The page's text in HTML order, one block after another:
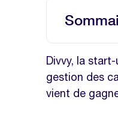
Divvy, la
gestion des
vient de